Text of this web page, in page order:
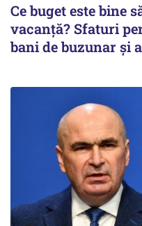
Ce buget este bine
vacanță? Sfaturi
bani de buzunar și